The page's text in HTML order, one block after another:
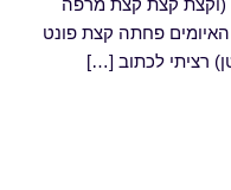
פחתה קצת פונט
רציתי לכתוב […]